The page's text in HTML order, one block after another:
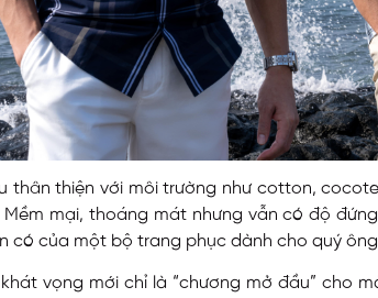
thân thiện với môi trường như cotton,
Mềm mại, thoáng mát nhưng vẫn có độ
có của một bộ trang phục dành cho quý
khát vọng mới chỉ là “chương mở đầu” cho